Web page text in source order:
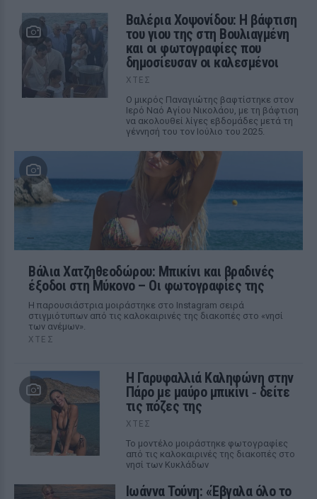
Βαλέρια Χοψονίδου: Η βάφτιση
του γιου της στη Βουλιαγμένη
και οι φωτογραφίες που
δημοσίευσαν οι καλεσμένοι
ΧΤΕΣ
Ο μικρός Παναγιώτης βαφτίστηκε στον
Ιερό Ναό Αγίου Νικολάου, με τη βάφτιση
να ακολουθεί λίγες εβδομάδες μετά τη
γέννησή του τον Ιούλιο του 2025.
Βάλια Χατζηθεοδώρου: Μπικίνι και βραδινές
έξοδοι στη Μύκονο – Οι φωτογραφίες της
Η παρουσιάστρια μοιράστηκε στο Instagram σειρά
στιγμιότυπων από τις καλοκαιρινές της διακοπές στο «νησί
των ανέμων».
ΧΤΕΣ
Η Γαρυφαλλιά Καληφώνη στην
Πάρο με μαύρο μπικίνι ‑ δείτε
τις πόζες της
ΧΤΕΣ
Το μοντέλο μοιράστηκε φωτογραφίες
από τις καλοκαιρινές της διακοπές στο
νησί των Κυκλάδων
Ιωάννα Τούνη: «Έβγαλα όλο το